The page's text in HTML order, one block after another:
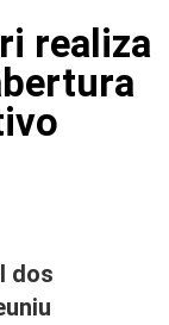
realiza
dos